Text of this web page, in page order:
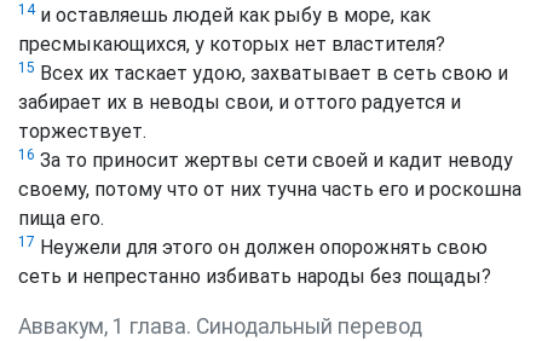
14и оставляешь людей как рыбу в море, как
пресмыкающихся, у которых нет властителя?
15 Всех их таскает удою, захватывает в сеть свою и
забирает их в неводы свои, и оттого радуется и
торжествует.
16 За то приносит жертвы сети своей и кадит неводу
своему, потому что от них тучна часть его и роскошна
пища его.
17 Неужели для этого он должен опорожнять свою
сеть и непрестанно избивать народы без пощады?
Аввакум, 1 глава. Синодальный перевод